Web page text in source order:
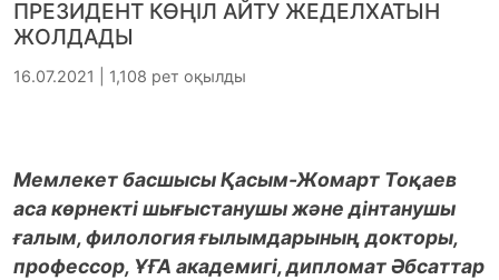
ПРЕЗИДЕНТ КӨҢІЛ АЙТУ ЖЕДЕЛХАТЫН
ЖОЛДАДЫ
16.07.2021 | 1,108 рет оқылды
Мемлекет басшысы Қасым-Жомарт Тоқаев
аса көрнекті шығыстанушы және дінтанушы
ғалым, филология ғылымдарының докторы,
профессор, ҰҒА академигі, дипломат Әбсаттар